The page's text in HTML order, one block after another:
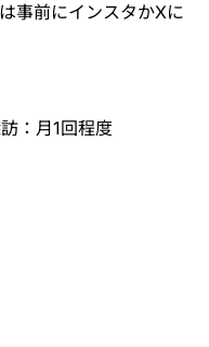
事前にインスタかXに
：月1回程度